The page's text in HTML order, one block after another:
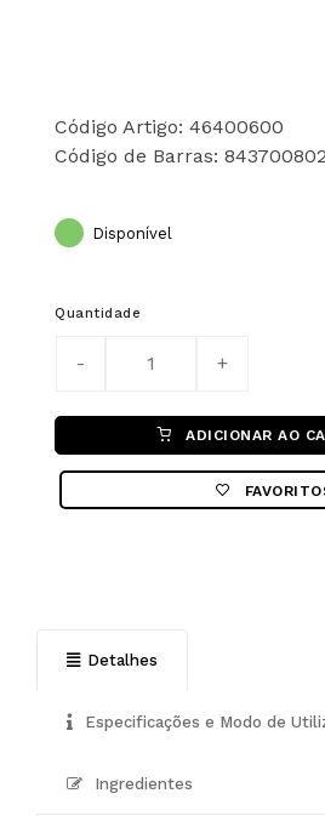
Código Artigo: 46400600
Código de Barras:
Disponível
Quantidade
ADICIONAR AO
Detalhes
Especificações e Modo de
Ingredientes